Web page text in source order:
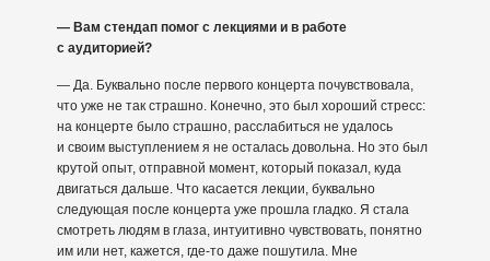
— Вам стендап помог с лекциями и в работе
с аудиторией?
— Да. Буквально после первого концерта почувствовала,
что уже не так страшно. Конечно, это был хороший стресс:
на концерте было страшно, расслабиться не удалось
и своим выступлением я не осталась довольна. Но это был
крутой опыт, отправной момент, который показал, куда
двигаться дальше. Что касается лекции, буквально
следующая после концерта уже прошла гладко. Я стала
смотреть людям в глаза, интуитивно чувствовать, понятно
им или нет, кажется, где-то даже пошутила. Мне